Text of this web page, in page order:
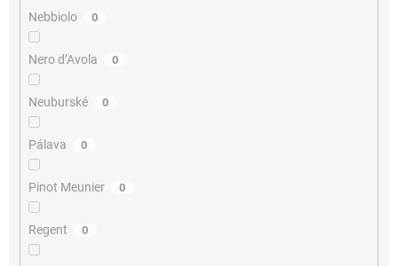
Nebbiolo 0
Nero d’Avola 0
Neuburské 0
Pálava 0
Pinot Meunier 0
Regent 0